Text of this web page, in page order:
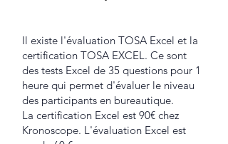
Il existe l'évaluation TOSA Excel et la
certification TOSA EXCEL. Ce sont
des tests Excel de 35 questions pour 1
heure qui permet d'évaluer le niveau
des participants en bureautique.
La certification Excel est 90€ chez
Kronoscope. L'évaluation Excel est